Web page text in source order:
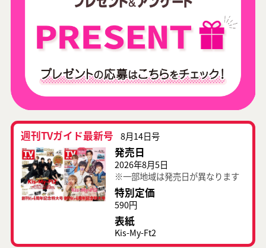
週刊TVガイド最新号 8月14日号
発売日
2026年8月5日
※一部地域は発売日が異なります
特別定価
590円
表紙
Kis-My-Ft2